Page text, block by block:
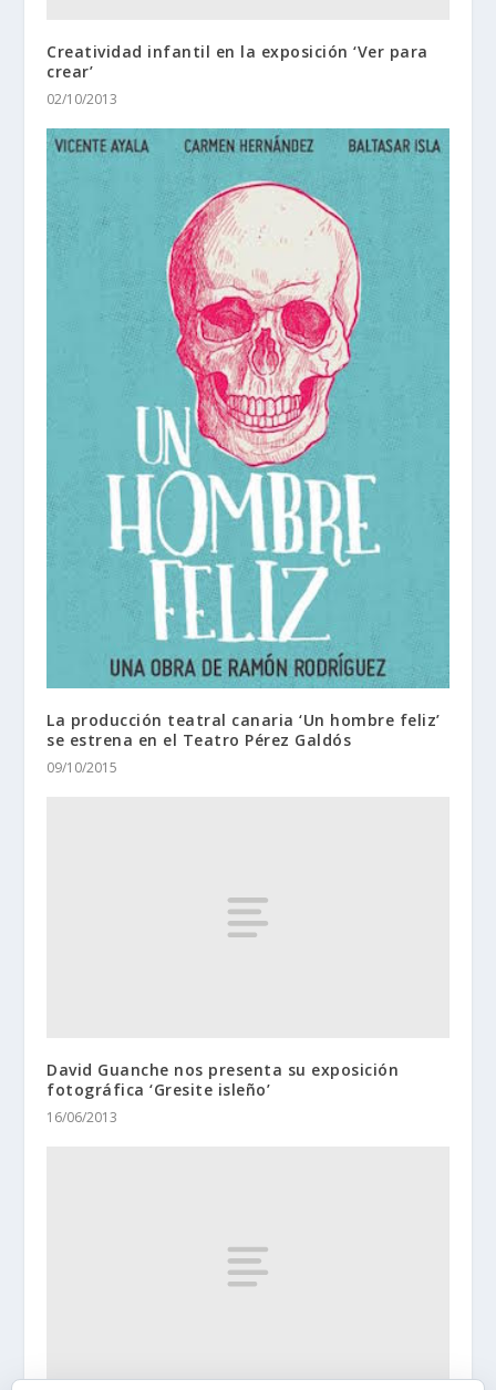
Creatividad infantil en la exposición ‘Ver para
crear’
02/10/2013
La producción teatral canaria ‘Un hombre feliz’
se estrena en el Teatro Pérez Galdós
09/10/2015
David Guanche nos presenta su exposición
fotográfica ‘Gresite isleño’
16/06/2013